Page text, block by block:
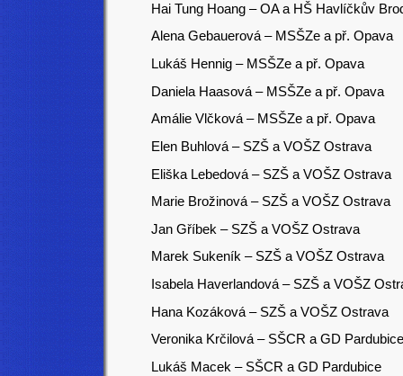
Hai Tung Hoang – OA a HŠ Havlíčkův
Alena Gebauerová – MSŠZe a př. Opava
Lukáš Hennig – MSŠZe a př. Opava
Daniela Haasová – MSŠZe a př. Opava
Amálie Vlčková – MSŠZe a př. Opava
Elen Buhlová – SZŠ a VOŠZ Ostrava
Eliška Lebedová – SZŠ a VOŠZ Ostrava
Marie Brožinová – SZŠ a VOŠZ Ostrava
Jan Gříbek – SZŠ a VOŠZ Ostrava
Marek Sukeník – SZŠ a VOŠZ Ostrava
Isabela Haverlandová – SZŠ a VOŠZ
Hana Kozáková – SZŠ a VOŠZ Ostrava
Veronika Krčilová – SŠCR a GD Pardubice
Lukáš Macek – SŠCR a GD Pardubice